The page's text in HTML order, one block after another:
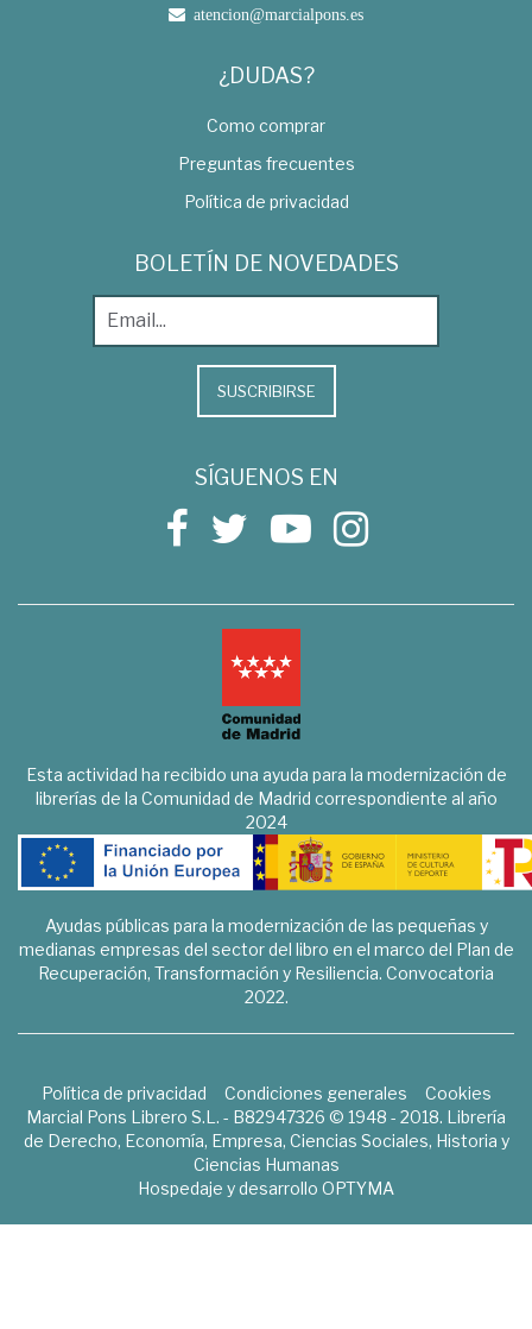
atencion@marcialpons.es
¿DUDAS?
Como comprar
Preguntas frecuentes
Política de privacidad
BOLETÍN DE NOVEDADES
SUSCRIBIRSE
SÍGUENOS EN
Esta actividad ha recibido una ayuda para la modernización de
librerías de la Comunidad de Madrid correspondiente al año
2024
Ayudas públicas para la modernización de las pequeñas y
medianas empresas del sector del libro en el marco del Plan de
Recuperación, Transformación y Resiliencia. Convocatoria
2022.
Política de privacidad Condiciones generales
Cookies
Marcial Pons Librero S.L. - B82947326 © 1948 - 2018. Librería
de Derecho, Economía, Empresa, Ciencias Sociales, Historia y
Ciencias Humanas
Hospedaje y desarrollo OPTYMA